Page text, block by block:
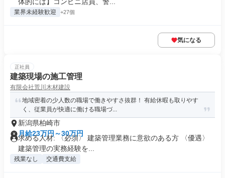
業界未経験歓迎 +27個
気になる
正社員
建築現場の施工管理
有限会社荒川木材建設
地域密着の少人数の職場で働きやすさ抜群！ 有給休暇も取りやす
く、従業員が快適に働ける職場づ...
新潟県柏崎市
月給23万円～30万円
求める人材: 〈必須〉 建築管理業務に意欲のある方 〈優遇〉
建築管理の実務経験を...
残業なし 交通費支給